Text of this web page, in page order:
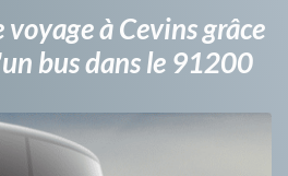
à Cevins grâce
bus dans le 91200